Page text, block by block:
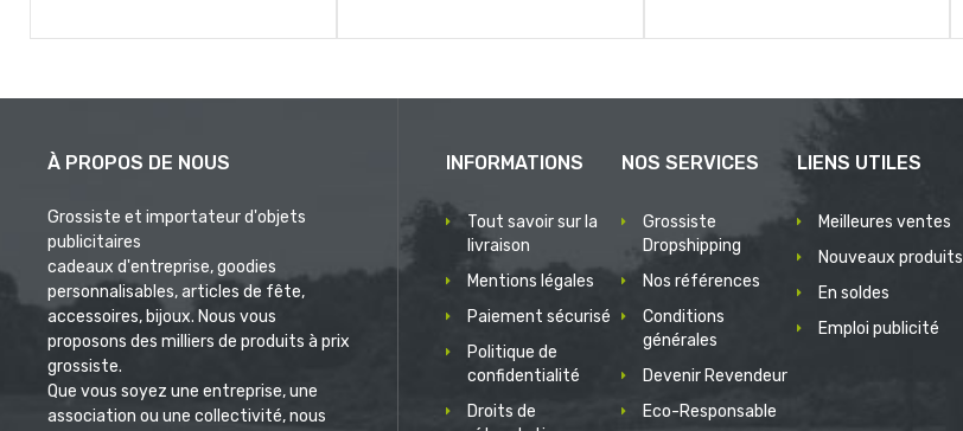
À PROPOS DE NOUS
Grossiste et importateur d'objets
publicitaires
cadeaux d'entreprise, goodies
personnalisables, articles de fête,
accessoires, bijoux. Nous vous
proposons des milliers de produits à prix
grossiste.
Que vous soyez une entreprise, une
association ou une collectivité, nous
INFORMATIONS
Tout savoir sur la
livraison
Mentions légales
Paiement sécurisé
Politique de
confidentialité
Droits de
NOS SERVICES
Grossiste
Dropshipping
Nos références
Conditions
générales
Devenir Revendeur
Eco-Responsable
LIENS UTILES
Meilleures ventes
Nouveaux produits
En soldes
Emploi publicité